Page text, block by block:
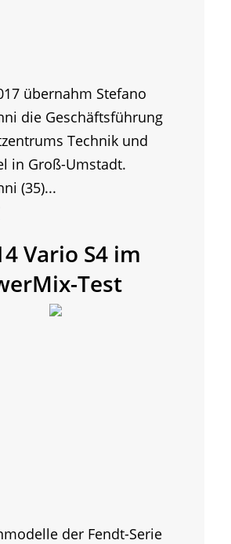
übernahm Stefano
die Geschäftsführung
Technik und
in Groß-Umstadt.
(35)...
Vario S4 im
Test
der Fendt-Serie